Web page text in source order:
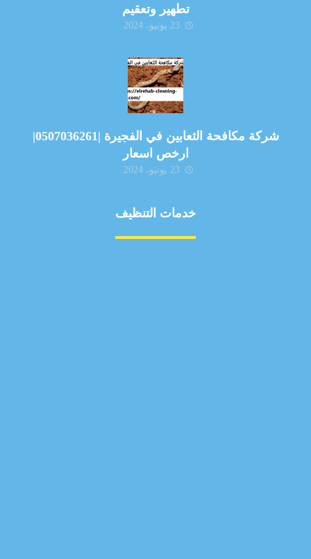
تطهير وتعقيم
23 يونيو، 2024
شركة مكافحة الثعابين في الفجيرة |0507036261|
ارخص اسعار
23 يونيو، 2024
خدمات التنظيف